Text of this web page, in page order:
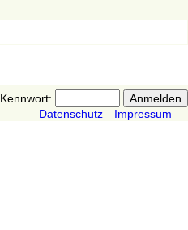
Kennwort:
Datenschutz
Impressum